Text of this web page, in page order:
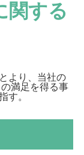
関する
より、当社の
満足を得る事
す。